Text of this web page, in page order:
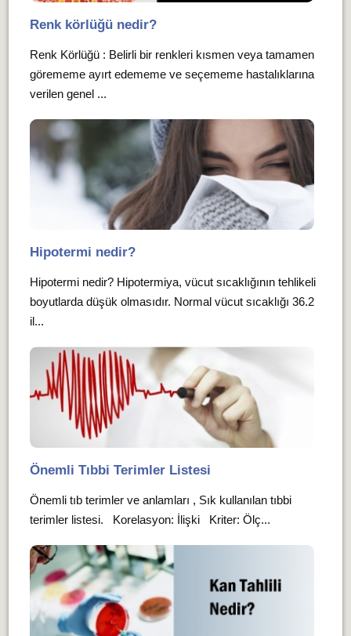
Renk körlüğü nedir?
Renk Körlüğü : Belirli bir renkleri kısmen veya tamamen
görememe ayırt edememe ve seçememe hastalıklarına
verilen genel ...
Hipotermi nedir?
Hipotermi nedir? Hipotermiya, vücut sıcaklığının tehlikeli
boyutlarda düşük olmasıdır. Normal vücut sıcaklığı 36.2
il...
Önemli Tıbbi Terimler Listesi
Önemli tıb terimler ve anlamları , Sık kullanılan tıbbi
terimler listesi. Korelasyon: İlişki Kriter: Ölç...